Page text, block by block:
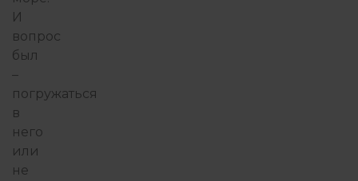
И
вопрос
был
–
погружаться
в
него
или
не